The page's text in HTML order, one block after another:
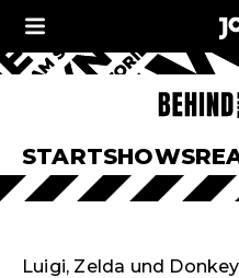
STARTSHOWS
Luigi, Zelda und